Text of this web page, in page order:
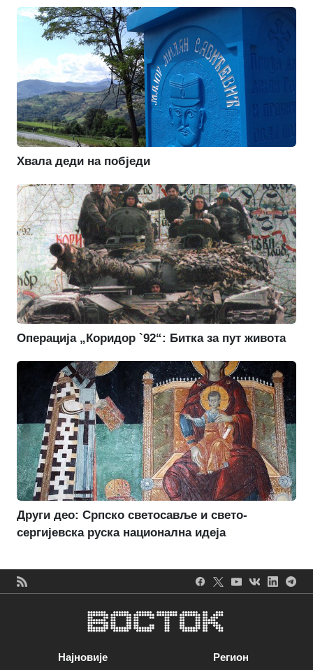
Хвала деди на побједи
Операција „Коридор `92“: Битка за пут живота
Други део: Српско светосавље и свето-
сергијевска руска национална идеја
Најновије
Регион